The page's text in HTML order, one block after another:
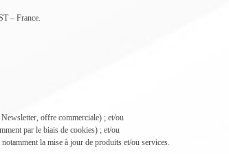
– France.
offre commerciale) ; et/ou
par le biais de cookies) ; et/ou
la mise à jour de produits et/ou services.